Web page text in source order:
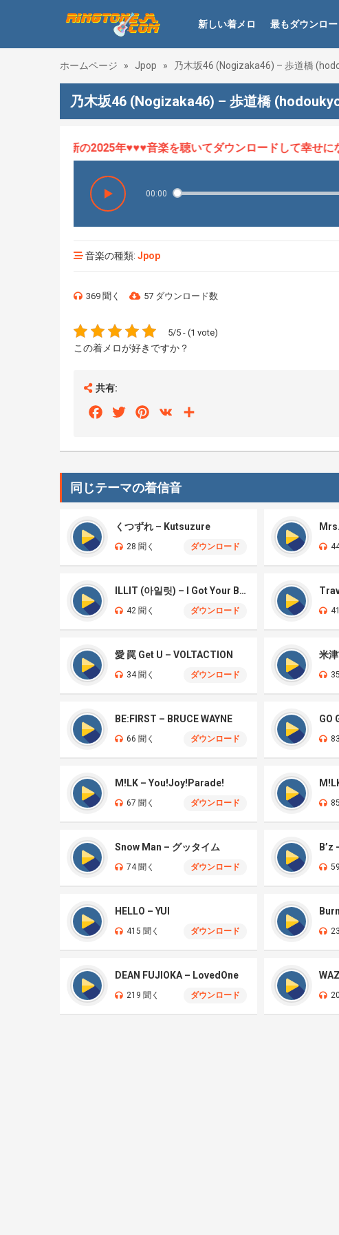
新しい着メロ 最もダウンロ
ホームページ » Jpop » 乃木坂46 (Nogizaka46) – 歩道橋
乃木坂46 (Nogizaka46) – 歩道橋
、最新の2025年♥♥♥音楽を聴いてダウンロードして幸せにな
00:00
音楽の種類: Jpop
369 聞く 57 ダウンロード数
5/5 - (1 vote)
この着メロが好きですか？
共有:
FacebookTwitterPinterest
VK
同じテーマの着信音
くつずれ – Kutsuzure
28 聞く ダウンロード
ILLIT (아일릿) – I Got Your Back
42 聞く ダウンロード
愛 罠 Get U – VOLTACTION
34 聞く ダウンロード
BE:FIRST – BRUCE WAYNE
66 聞く ダウンロード
GO
M!LK – You!Joy!Parade!
67 聞く ダウンロード
Snow Man – グッタイム
74 聞く ダウンロード
HELLO – YUI
415 聞く ダウンロード
DEAN FUJIOKA – LovedOne
219 聞く ダウンロード